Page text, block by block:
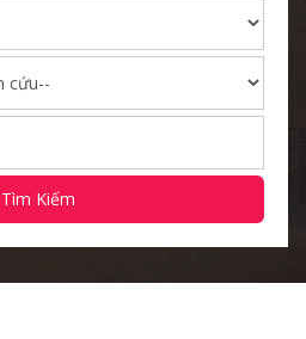
Tìm Kiếm